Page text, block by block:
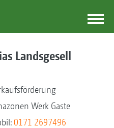
Landsgesell
Werk Gaste
0171 2697496